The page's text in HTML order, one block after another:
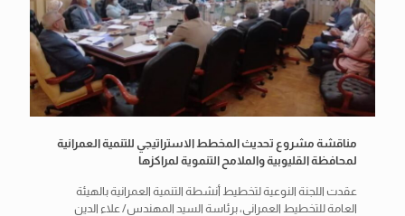
مناقشة مشروع تحديث المخطط الاستراتيجي للتنمية العمرانية
لمحافظة القليوبية والملامح التنموية لمراكزها
عقدت اللجنة النوعية لتخطيط أنشطة التنمية العمرانية بالهيئة
العامة للتخطيط العمراني، برئاسة السيد المهندس/ علاء الدين